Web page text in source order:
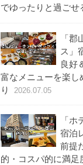
でゆったりと過ごせ
「
ス」
良好
富なメニューを楽し
り
2026.07.05
「ホ
宿泊
前提
的・コスパ的に満足